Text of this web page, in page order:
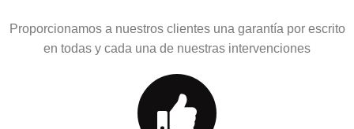
Proporcionamos a nuestros clientes una garantía por escrito
en todas y cada una de nuestras intervenciones